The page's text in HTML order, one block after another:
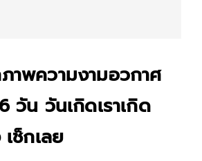
าพความงามอวกาศ
วัน วันเกิดเราเกิด
ช็กเลย